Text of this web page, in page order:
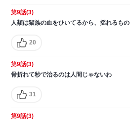
第9話(3)
人類は猫族の血をひいてるから、揺れるも
20
第9話(3)
骨折れて秒で治るのは人間じゃないわ
31
第9話(3)